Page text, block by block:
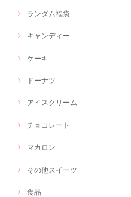
ランダム福袋
キャンディー
ケーキ
ドーナツ
アイスクリーム
チョコレート
マカロン
その他スイーツ
食品